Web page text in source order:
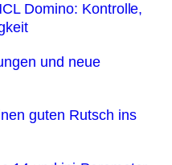
Domino: Kontrolle,
und neue
guten Rutsch ins